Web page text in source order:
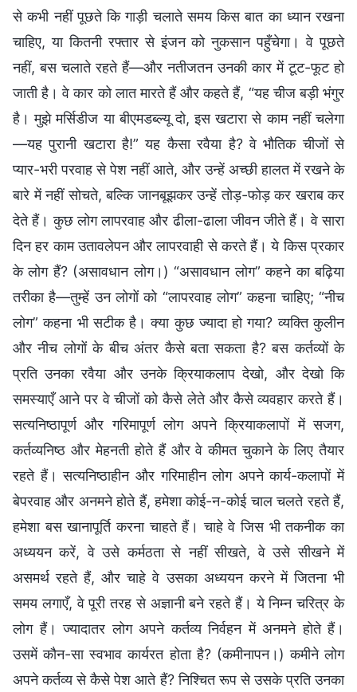
से कभी नहीं पूछते कि गाड़ी चलाते समय किस बात का ध्यान रखना
चाहिए, या कितनी रफ्तार से इंजन को नुकसान पहुँचेगा। वे पूछते
नहीं, बस चलाते रहते हैं—और नतीजतन उनकी कार में टूट-फूट हो
जाती है। वे कार को लात मारते हैं और कहते हैं, “यह चीज बड़ी भंगुर
है। मुझे मर्सिडीज या बीएमडब्ल्यू दो, इस खटारा से काम नहीं चलेगा
—यह पुरानी खटारा है!” यह कैसा रवैया है? वे भौतिक चीजों से
प्यार-भरी परवाह से पेश नहीं आते, और उन्हें अच्छी हालत में रखने के
बारे में नहीं सोचते, बल्कि जानबूझकर उन्हें तोड़-फोड़ कर खराब कर
देते हैं। कुछ लोग लापरवाह और ढीला-ढाला जीवन जीते हैं। वे सारा
दिन हर काम उतावलेपन और लापरवाही से करते हैं। ये किस प्रकार
के लोग हैं? (असावधान लोग।) “असावधान लोग” कहने का बढ़िया
तरीका है—तुम्हें उन लोगों को “लापरवाह लोग” कहना चाहिए; “नीच
लोग” कहना भी सटीक है। क्या कुछ ज्यादा हो गया? व्यक्ति कुलीन
और नीच लोगों के बीच अंतर कैसे बता सकता है? बस कर्तव्यों के
प्रति उनका रवैया और उनके क्रियाकलाप देखो, और देखो कि
समस्याएँ आने पर वे चीजों को कैसे लेते और कैसे व्यवहार करते हैं।
सत्यनिष्ठापूर्ण और गरिमापूर्ण लोग अपने क्रियाकलापों में सजग,
कर्तव्यनिष्ठ और मेहनती होते हैं और वे कीमत चुकाने के लिए तैयार
रहते हैं। सत्यनिष्ठाहीन और गरिमाहीन लोग अपने कार्य-कलापों में
बेपरवाह और अनमने होते हैं, हमेशा कोई-न-कोई चाल चलते रहते हैं,
हमेशा बस खानापूर्ति करना चाहते हैं। चाहे वे जिस भी तकनीक का
अध्ययन करें, वे उसे कर्मठता से नहीं सीखते, वे उसे सीखने में
असमर्थ रहते हैं, और चाहे वे उसका अध्ययन करने में जितना भी
समय लगाएँ, वे पूरी तरह से अज्ञानी बने रहते हैं। ये निम्न चरित्र के
लोग हैं। ज्यादातर लोग अपने कर्तव्य निर्वहन में अनमने होते हैं।
उसमें कौन-सा स्वभाव कार्यरत होता है? (कमीनापन।) कमीने लोग
अपने कर्तव्य से कैसे पेश आते हैं? निश्चित रूप से उसके प्रति उनका